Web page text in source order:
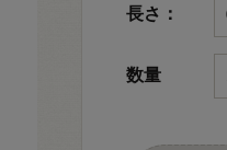
長さ：
数量